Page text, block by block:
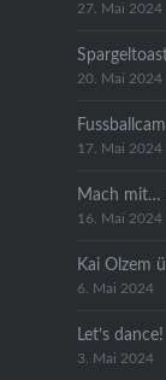
27. Mai 2024
20. Mai 2024
17. Mai 2024
Mach mit…
16. Mai 2024
Kai Olzem
6. Mai 2024
Let’s dance!
3. Mai 2024